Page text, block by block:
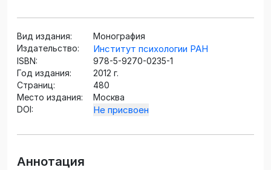
Вид издания:
Монография
Издательство:
Институт психологии РАН
ISBN:
978-5-9270-0235-1
Год издания:
2012 г.
Страниц:
480
Место издания:
Москва
DOI:
Не присвоен
Аннотация